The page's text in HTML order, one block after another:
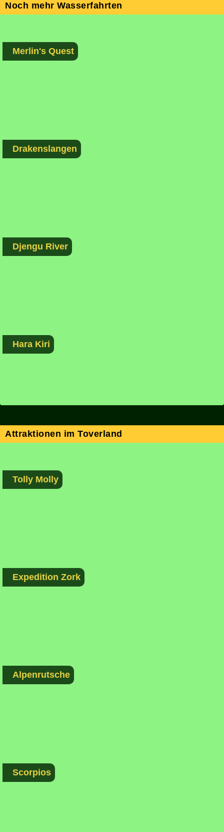
Noch mehr Wasserfahrten
Merlin's Quest
Drakenslangen
Djengu River
Hara Kiri
Attraktionen im Toverland
Tolly Molly
Expedition Zork
Alpenrutsche
Scorpios